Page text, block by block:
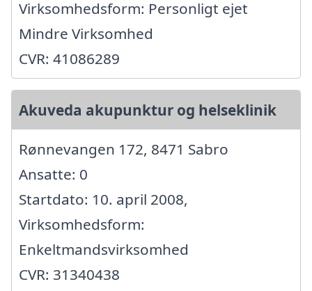
Virksomhedsform: Personligt ejet
Mindre Virksomhed
CVR: 41086289
Akuveda akupunktur og helseklinik
Rønnevangen 172, 8471 Sabro
Ansatte: 0
Startdato: 10. april 2008,
Virksomhedsform:
Enkeltmandsvirksomhed
CVR: 31340438